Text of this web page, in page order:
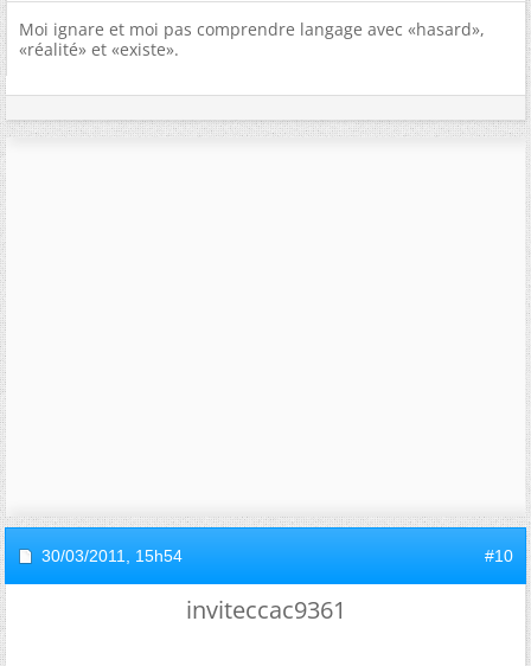
Moi ignare et moi pas comprendre langage avec «hasard»,
«réalité» et «existe».
30/03/2011, 15h54 #10
inviteccac9361